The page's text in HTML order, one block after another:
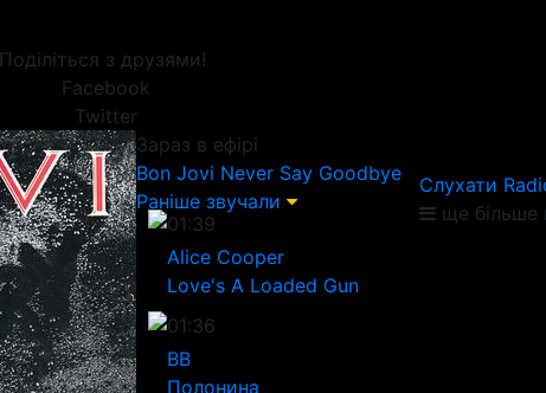
Поділіться з друзями!
Facebook
Twitter
Зараз в ефірі
Bon Jovi Never Say Goodbye
Раніше звучали
01:39
Alice Cooper
Love's A Loaded Gun
01:36
ВВ
Полонина
Слухати
ще більше